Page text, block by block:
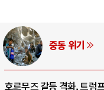
AI와 인간
중국 AI, 저가 공세로